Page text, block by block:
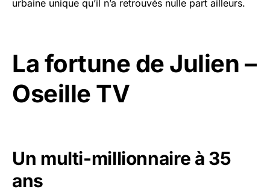
urbaine unique qu’il n’a retrouvés nulle part ailleurs.
La fortune de Julien –
Oseille TV
Un multi-millionnaire à 35
ans